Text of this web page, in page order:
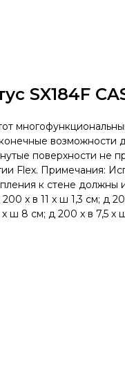
SX184F
возможности
поверхности не
Flex. Примечания:
к стене должны
x в 11 x ш 1,3 см; д
ш 8 см; д 200 x в 7,5 x